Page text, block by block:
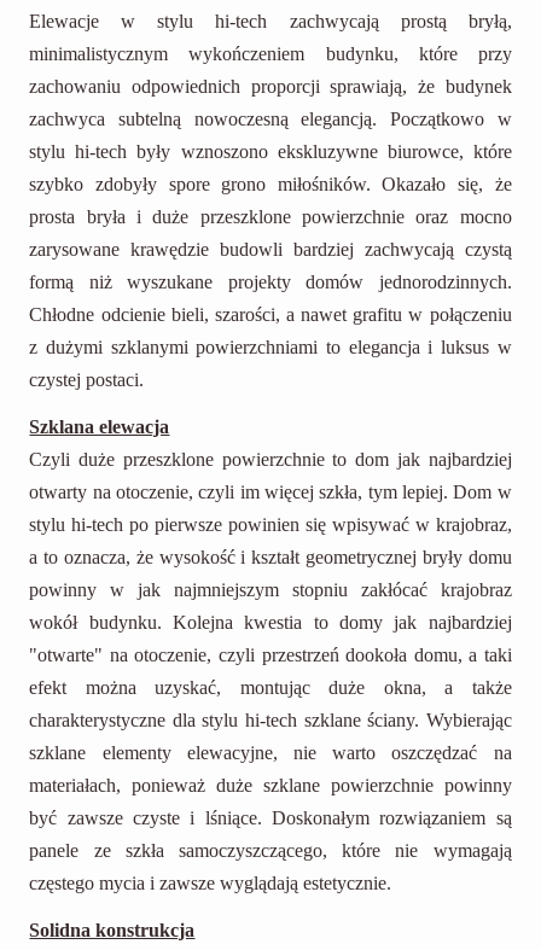
Elewacje w stylu hi-tech zachwycają prostą bryłą,
minimalistycznym wykończeniem budynku, które przy
zachowaniu odpowiednich proporcji sprawiają, że budynek
zachwyca subtelną nowoczesną elegancją. Początkowo w
stylu hi-tech były wznoszono ekskluzywne biurowce, które
szybko zdobyły spore grono miłośników. Okazało się, że
prosta bryła i duże przeszklone powierzchnie oraz mocno
zarysowane krawędzie budowli bardziej zachwycają czystą
formą niż wyszukane projekty domów jednorodzinnych.
Chłodne odcienie bieli, szarości, a nawet grafitu w połączeniu
z dużymi szklanymi powierzchniami to elegancja i luksus w
czystej postaci.
Szklana elewacja
Czyli duże przeszklone powierzchnie to dom jak najbardziej
otwarty na otoczenie, czyli im więcej szkła, tym lepiej. Dom w
stylu hi-tech po pierwsze powinien się wpisywać w krajobraz,
a to oznacza, że wysokość i kształt geometrycznej bryły domu
powinny w jak najmniejszym stopniu zakłócać krajobraz
wokół budynku. Kolejna kwestia to domy jak najbardziej
"otwarte" na otoczenie, czyli przestrzeń dookoła domu, a taki
efekt można uzyskać, montując duże okna, a także
charakterystyczne dla stylu hi-tech szklane ściany. Wybierając
szklane elementy elewacyjne, nie warto oszczędzać na
materiałach, ponieważ duże szklane powierzchnie powinny
być zawsze czyste i lśniące. Doskonałym rozwiązaniem są
panele ze szkła samoczyszczącego, które nie wymagają
częstego mycia i zawsze wyglądają estetycznie.
Solidna konstrukcja